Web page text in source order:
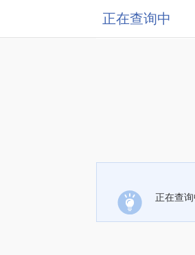
正在查询中
正在查